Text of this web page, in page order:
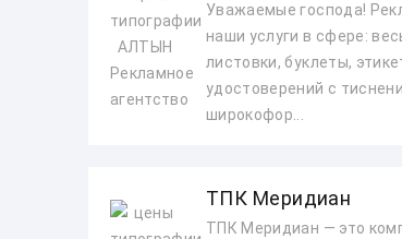
Уважаемые господа!
наши услуги в сфере:
листовки, буклеты,
удостоверений с
широкофор...
ТПК Меридиан
ТПК Меридиан — это